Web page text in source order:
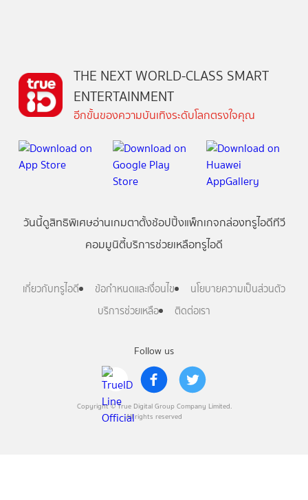
Follow us
Copyright © True Digital Group Company Limited.
All rights reserved
THE NEXT WORLD-CLASS SMART
ENTERTAINMENT
อีกขั้นของความบันเทิงระดับโลกตรงใจคุณ
วันนี้ดูสิทธิพิเศษอ่านเกมตาตั้งช้อปปิ้งแพ็กเกจกล่องทรูไอดีทีวี
คอมมูนิตี้บริการช่วยเหลือทรูไอดี
เกี่ยวกับทรูไอดี ข้อกำหนดและเงื่อนไข
นโยบายความเป็นส่วนตัว
บริการช่วยเหลือ
ติดต่อเรา